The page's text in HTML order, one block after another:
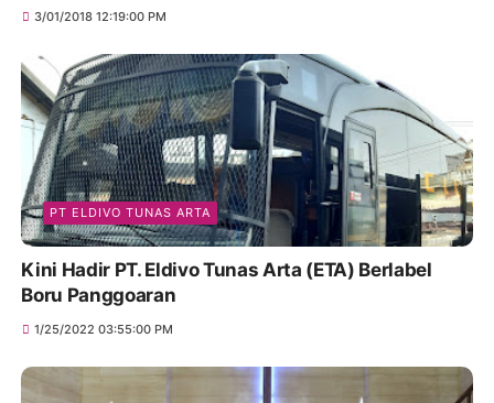
3/01/2018 12:19:00 PM
PT ELDIVO TUNAS ARTA
Kini Hadir PT. Eldivo Tunas Arta (ETA) Berlabel
Boru Panggoaran
1/25/2022 03:55:00 PM